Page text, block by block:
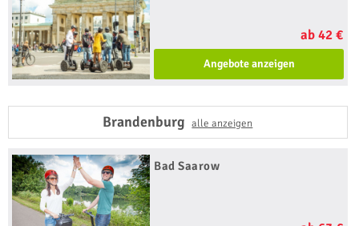
ab 42 €
Angebote anzeigen
Brandenburgalle anzeigen
Bad Saarow